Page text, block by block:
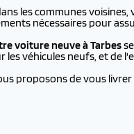
les communes
nécessaires pour
voiture neuve à Tarbes
véhicules neufs, et de
proposons de vous